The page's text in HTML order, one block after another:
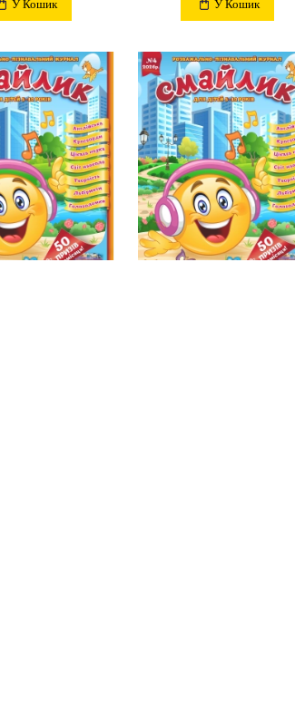
У Кошик У Кошик